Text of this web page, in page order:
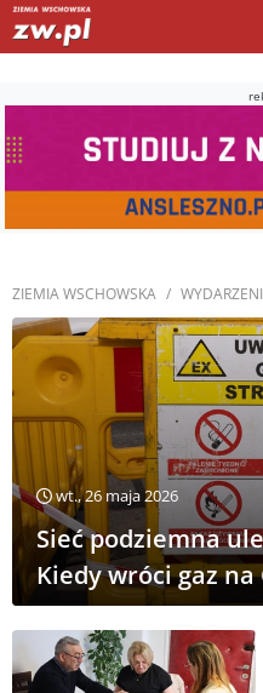
ZIEMIA WSCHOWSKA
wt., 26 maja 2026
Sieć podziemna
Kiedy wróci gaz